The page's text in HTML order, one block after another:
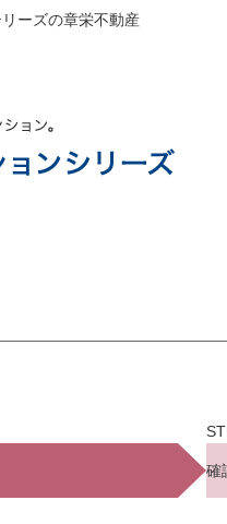
ーズの章栄不動産
確